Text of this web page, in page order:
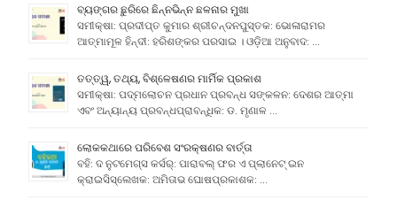
ବ୍ୟଙ୍ଗର ଛୁରିରେ ଛିନ୍ନଭିନ୍ନ ଛଳନାର ମୁଖା
ସମୀକ୍ଷା: ପ୍ରଦୀପ୍ତ କୁମାର ଶ୍ରୀଚନ୍ଦନପୁସ୍ତକ: ଭୋଳାରାମର
ଆତ୍ମାମୂଳ ହିନ୍ଦୀ: ହରିଶଙ୍କର ପରସାଇ । ଓଡ଼ିଆ ଅନୁବାଦ: …
ତତ୍ତ୍ୱ, ତଥ୍ୟ, ବିଶ୍ଳେଷଣର ମାର୍ମିକ ପ୍ରକାଶ
ସମୀକ୍ଷା: ପଦ୍ମଲୋଚନ ପ୍ରଧାନ ପ୍ରବନ୍ଧ ସଙ୍କଳନ: ଦେଶର ଆତ୍ମା
ଏବଂ ଅନ୍ୟାନ୍ୟ ପ୍ରବନ୍ଧପ୍ରାବନ୍ଧିକ: ଡ. ମୃଣାଳ …
ଲୋକକଥାରେ ପରିବେଶ ସଂରକ୍ଷଣର ବାର୍ତ୍ତା
ବହି: ଦ ନୁଟମେଗ୍ସ କର୍ସର୍: ପାରାବଲ୍ ଫର ଏ ପ୍ଲାନେଟ୍ ଇନ
କ୍ରାଇସିସ୍ଲେଖକ: ଅମିତାଭ ଘୋଷପ୍ରକାଶକ: …